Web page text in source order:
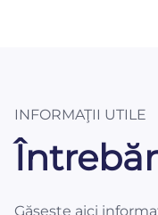
INFORMAŢII UTILE
Găsește aici